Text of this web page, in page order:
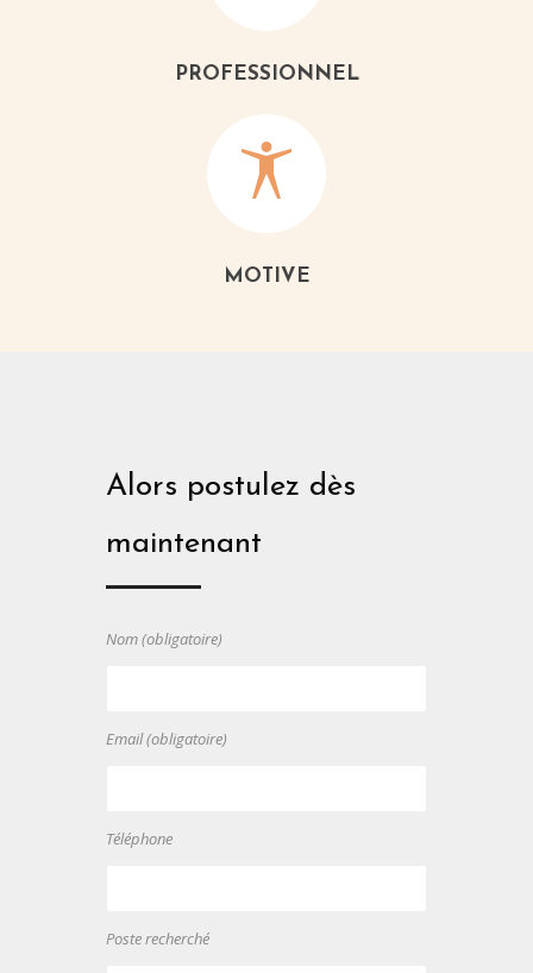
PROFESSIONNEL
MOTIVE
Alors postulez dès
maintenant
Nom (obligatoire)
Email (obligatoire)
Téléphone
Poste recherché